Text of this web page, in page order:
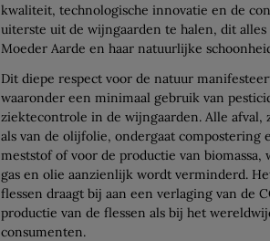
kwaliteit, technologische innovatie en de
uiterste uit de wijngaarden te halen, dit
Moeder Aarde en haar natuurlijke
Dit diepe respect voor de natuur
waaronder een minimaal gebruik van
ziektecontrole in de wijngaarden. Alle afval,
als van de olijfolie, ondergaat compostering
meststof of voor de productie van biomassa,
gas en olie aanzienlijk wordt verminderd.
flessen draagt bij aan een verlaging van de
productie van de flessen als bij het
consumenten.